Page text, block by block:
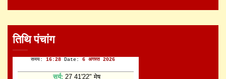
तिथि पंचांग